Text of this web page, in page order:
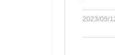
2023/09/